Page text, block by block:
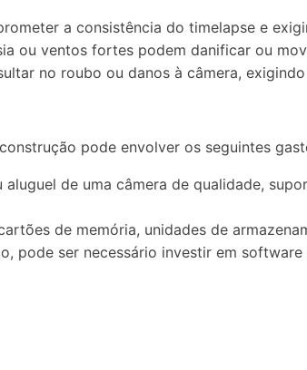
a consistência do timelapse e
ou ventos fortes podem danificar ou
no roubo ou danos à câmera,
pode envolver os seguintes
de uma câmera de qualidade,
de memória, unidades de
pode ser necessário investir em